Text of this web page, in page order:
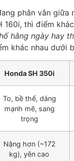
phân vân giữa
160i, thì điểm
hằng ngày hay
khác nhau dưới
Honda SH 350i
To, bề thế, dáng
mạnh mẽ, sang
trọng
Nặng hơn (~172
kg), yên cao